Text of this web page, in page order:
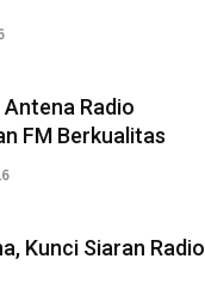
Radio
FM Berkualitas
Kunci Siaran Radio